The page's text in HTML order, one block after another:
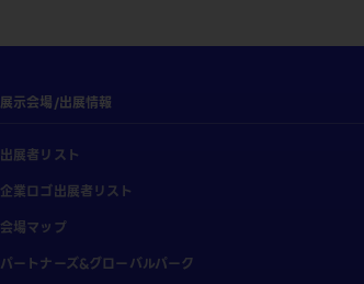
展示会場/出展情報
出展者リスト
企業ロゴ出展者リスト
会場マップ
パートナーズ&グローバルパーク